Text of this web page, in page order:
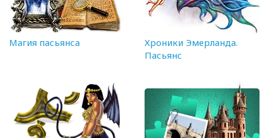
Магия пасьянса
Хроники Эмерланда.
Пасьянс